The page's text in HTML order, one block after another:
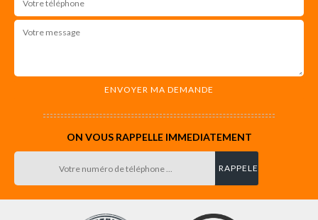
ON VOUS RAPPELLE IMMEDIATEMENT